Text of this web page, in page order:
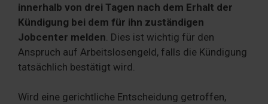
innerhalb von drei Tagen nach dem Erhalt der
Kündigung bei dem für ihn zuständigen
Jobcenter melden . Dies ist wichtig für den
Anspruch auf Arbeitslosengeld, falls die Kündigung
tatsächlich bestätigt wird.
Wird eine gerichtliche Entscheidung getroffen,